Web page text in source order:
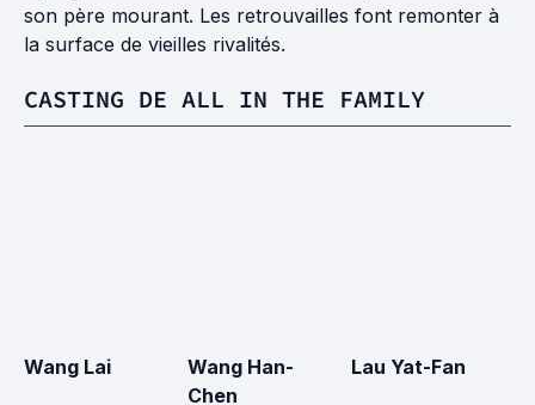
son père mourant. Les retrouvailles font remonter à
la surface de vieilles rivalités.
CASTING DE ALL IN THE FAMILY
Wang Lai
Wang Han-
Chen
Lau Yat-Fan